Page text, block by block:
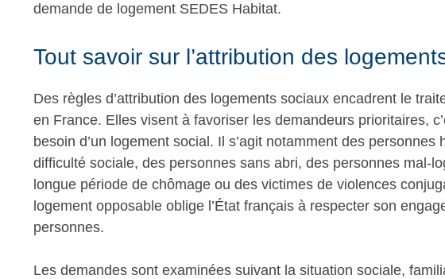
demande de logement SEDES Habitat.
Tout savoir sur l’attribution des
Des règles d’attribution des logements sociaux encadrent le
en France. Elles visent à favoriser les demandeurs prioritaires,
besoin d’un logement social. Il s’agit notamment des
difficulté sociale, des personnes sans abri, des personnes mal-
longue période de chômage ou des victimes de violences
logement opposable oblige l’État français à respecter son
personnes.
Les demandes sont examinées suivant la situation sociale,